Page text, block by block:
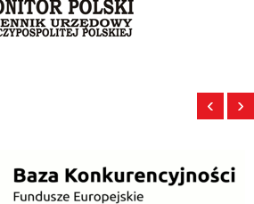
‹ ›